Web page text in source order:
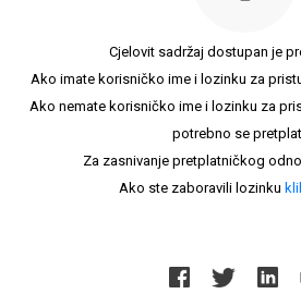
Cjelovit sadržaj dostupan je
Ako imate korisničko ime i lozinku za
Ako nemate korisničko ime i lozinku za
potrebno se
Za zasnivanje pretplatničkog
Ako ste zaboravili lozinku